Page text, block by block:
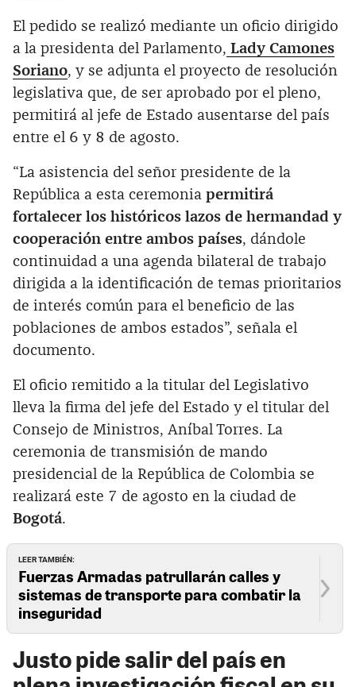
El pedido se realizó mediante un oficio dirigido
a la presidenta del Parlamento, Lady Camones
Soriano, y se adjunta el proyecto de resolución
legislativa que, de ser aprobado por el pleno,
permitirá al jefe de Estado ausentarse del país
entre el 6 y 8 de agosto.
“La asistencia del señor presidente de la
República a esta ceremonia permitirá
fortalecer los históricos lazos de hermandad y
cooperación entre ambos países, dándole
continuidad a una agenda bilateral de trabajo
dirigida a la identificación de temas prioritarios
de interés común para el beneficio de las
poblaciones de ambos estados”, señala el
documento.
El oficio remitido a la titular del Legislativo
lleva la firma del jefe del Estado y el titular del
Consejo de Ministros, Aníbal Torres. La
ceremonia de transmisión de mando
presidencial de la República de Colombia se
realizará este 7 de agosto en la ciudad de
Bogotá.
LEER TAMBIÉN:
Fuerzas Armadas patrullarán calles y
sistemas de transporte para combatir la
inseguridad
Justo pide salir del país en